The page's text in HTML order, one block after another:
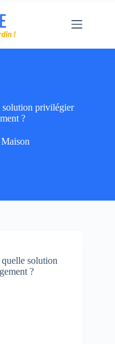
solution privilégier
?
Maison